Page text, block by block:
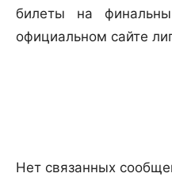
билеты на
официальном сайте
Нет связанных